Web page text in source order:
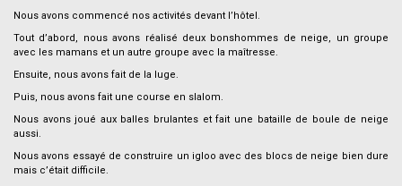
Nous avons commencé nos activités devant l’hôtel.
Tout d’abord, nous avons réalisé deux bonshommes de neige, un groupe
avec les mamans et un autre groupe avec la maîtresse.
Ensuite, nous avons fait de la luge.
Puis, nous avons fait une course en slalom.
Nous avons joué aux balles brulantes et fait une bataille de boule de neige
aussi.
Nous avons essayé de construire un igloo avec des blocs de neige bien dure
mais c’était difficile.